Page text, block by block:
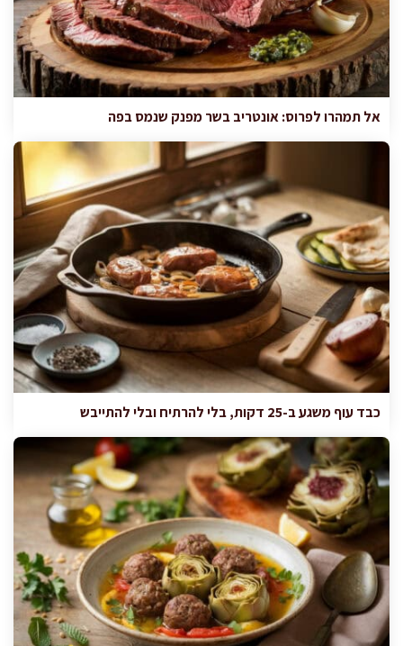
אל תמהרו לפרוס: אונטריב בשר מפנק שנמס בפה
כבד עוף משגע ב-25 דקות, בלי להרתיח ובלי להתייבש